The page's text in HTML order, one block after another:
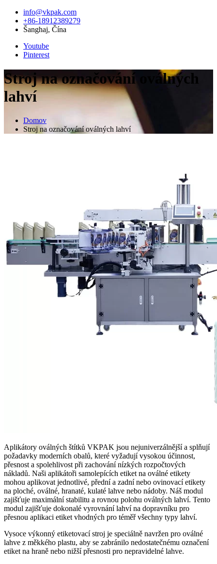
info@vkpak.com
+86-18912389279
Šanghaj, Čína
Youtube
Pinterest
Stroj na označování oválných
lahví
Domov
Stroj na označování oválných lahví
Aplikátory oválných štítků VKPAK jsou nejuniverzálnější a splňují
požadavky moderních obalů, které vyžadují vysokou účinnost,
přesnost a spolehlivost při zachování nízkých rozpočtových
nákladů. Naši aplikátoři samolepících etiket na oválné etikety
mohou aplikovat jednotlivé, přední a zadní nebo ovinovací etikety
na ploché, oválné, hranaté, kulaté lahve nebo nádoby. Náš modul
zajišťuje maximální stabilitu a rovnou polohu oválných lahví. Tento
modul zajišťuje dokonalé vyrovnání lahví na dopravníku pro
přesnou aplikaci etiket vhodných pro téměř všechny typy lahví.
Vysoce výkonný etiketovací stroj je speciálně navržen pro oválné
lahve z měkkého plastu, aby se zabránilo nedostatečnému označení
etiket na hraně nebo nižší přesnosti pro nepravidelné lahve.